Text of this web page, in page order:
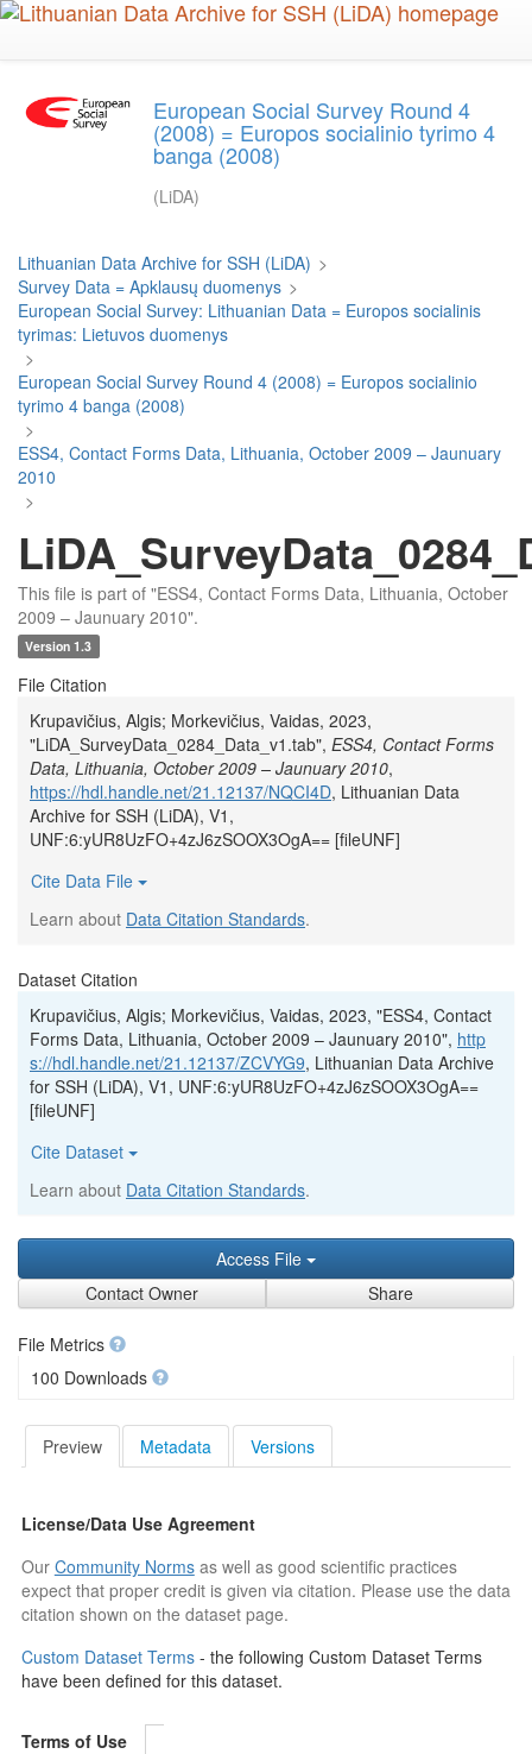
Skip
European Social Survey Round 4
(2008) = Europos socialinio tyrimo 4
banga (2008)
(LiDA)
Lithuanian Data Archive for SSH (LiDA) >
Survey Data = Apklausų duomenys >
European Social Survey: Lithuanian Data = Europos socialinis
tyrimas: Lietuvos duomenys
>
European Social Survey Round 4 (2008) = Europos socialinio
tyrimo 4 banga (2008)
>
ESS4, Contact Forms Data, Lithuania, October 2009 – Jaunuary
2010
>
This file is part of "ESS4, Contact Forms Data, Lithuania, October
2009 – Jaunuary 2010".
Version 1.3
File Citation
Krupavičius, Algis; Morkevičius, Vaidas, 2023,
"LiDA_SurveyData_0284_Data_v1.tab", ESS4, Contact Forms
Data, Lithuania, October 2009 – Jaunuary 2010,
https://hdl.handle.net/21.12137/NQCI4D, Lithuanian Data
Archive for SSH (LiDA), V1,
UNF:6:yUR8UzFO+4zJ6zSOOX3OgA== [fileUNF]
Cite Data File
Learn about Data Citation Standards.
Dataset Citation
Krupavičius, Algis; Morkevičius, Vaidas, 2023, "ESS4, Contact
Forms Data, Lithuania, October 2009 – Jaunuary 2010", http
s://hdl.handle.net/21.12137/ZCVYG9, Lithuanian Data Archive
for SSH (LiDA), V1, UNF:6:yUR8UzFO+4zJ6zSOOX3OgA==
[fileUNF]
Cite Dataset
Learn about Data Citation Standards.
Access File
Contact Owner
Share
File Metrics
100 Downloads
Preview Metadata Versions
License/Data Use Agreement
Our Community Normsas well as good scientific practices
expect that proper credit is given via citation. Please use the data
citation shown on the dataset page.
Custom Dataset Terms - the following Custom Dataset Terms
have been defined for this dataset.
Terms of Use